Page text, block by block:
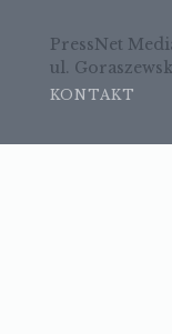
PressNet
ul.
KONTAKT